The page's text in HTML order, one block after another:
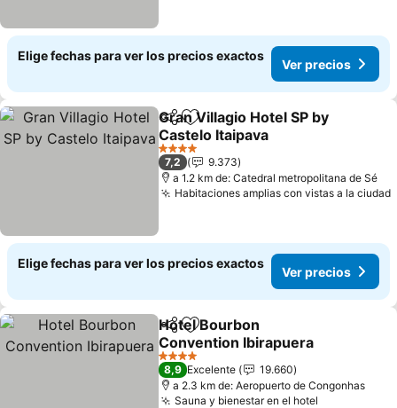
Elige fechas para ver los precios exactos
Ver precios
CompartirAgregar a favoritos
Gran Villagio Hotel SP by
Castelo Itaipava
4 Estrellas
7,2
9.373
a 1.2 km de: Catedral metropolitana de Sé
Habitaciones amplias con vistas a la ciudad
Elige fechas para ver los precios exactos
Ver precios
CompartirAgregar a favoritos
Hotel Bourbon
Convention Ibirapuera
4 Estrellas
8,9 Excelente
19.660
a 2.3 km de: Aeropuerto de Congonhas
Sauna y bienestar en el hotel